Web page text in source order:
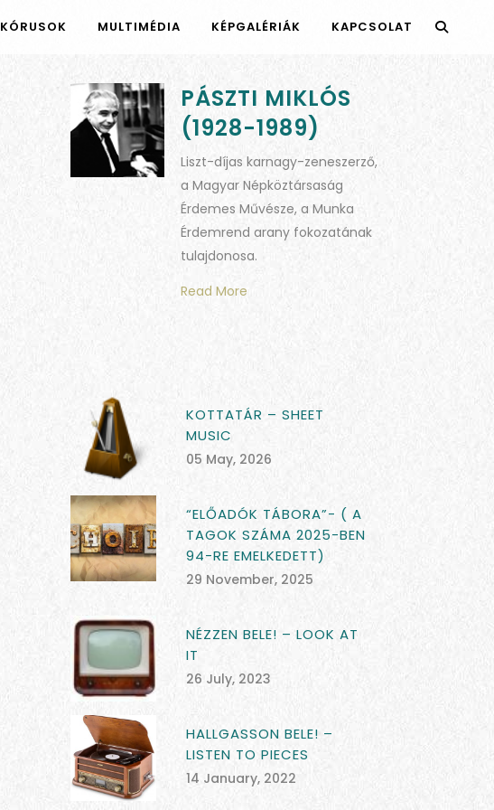
KÓRUSOK MULTIMÉDIA KÉPGALÉRIÁK KAPCSOLAT
PÁSZTI MIKLÓS
(1928-1989)
Liszt-díjas karnagy-zeneszerző,
a Magyar Népköztársaság
Érdemes Művésze, a Munka
Érdemrend arany fokozatának
tulajdonosa.
Read More
KOTTATÁR – SHEET
MUSIC
05 May, 2026
“ELŐADÓK TÁBORA”- ( A
TAGOK SZÁMA 2025-BEN
94-RE EMELKEDETT)
29 November, 2025
NÉZZEN BELE! – LOOK AT
IT
26 July, 2023
HALLGASSON BELE! –
LISTEN TO PIECES
14 January, 2022